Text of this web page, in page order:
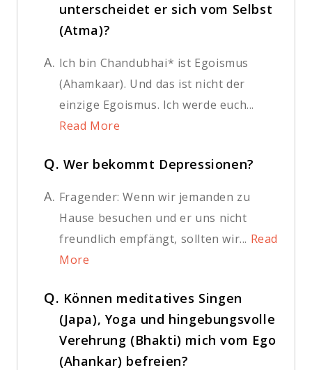
unterscheidet er sich vom Selbst
(Atma)?
A. Ich bin Chandubhai* ist Egoismus
(Ahamkaar). Und das ist nicht der
einzige Egoismus. Ich werde euch...
Read More
Q. Wer bekommt Depressionen?
A. Fragender: Wenn wir jemanden zu
Hause besuchen und er uns nicht
freundlich empfängt, sollten wir... Read
More
Q. Können meditatives Singen
(Japa), Yoga und hingebungsvolle
Verehrung (Bhakti) mich vom Ego
(Ahankar) befreien?